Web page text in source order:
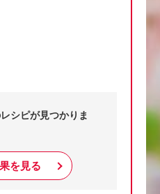
シピが見つかりま
を見る